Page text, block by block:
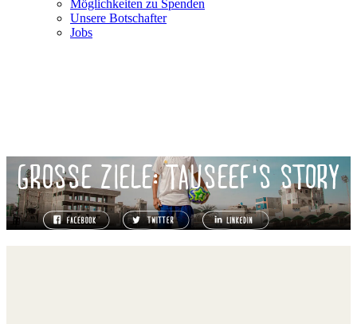
Möglichkeiten zu Spenden
Unsere Botschafter
Jobs
GROSSE ZIELE: TAUSEEF'S STORY